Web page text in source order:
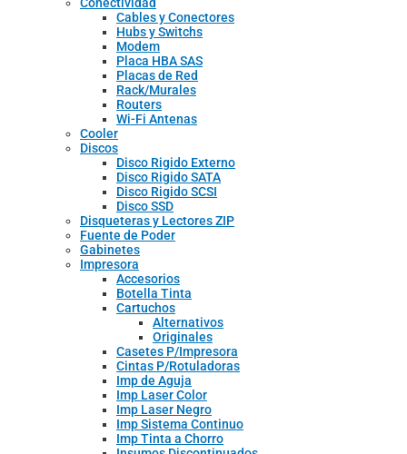
Cables y Conectores
Hubs y Switchs
Modem
Placa HBA SAS
Placas de Red
Rack/Murales
Routers
Wi-Fi Antenas
Cooler
Discos
Disco Rigido Externo
Disco Rigido SATA
Disco Rigido SCSI
Disco SSD
Disqueteras y Lectores ZIP
Fuente de Poder
Gabinetes
Impresora
Accesorios
Botella Tinta
Cartuchos
Alternativos
Originales
Casetes P/Impresora
Cintas P/Rotuladoras
Imp de Aguja
Imp Laser Color
Imp Laser Negro
Imp Sistema Continuo
Imp Tinta a Chorro